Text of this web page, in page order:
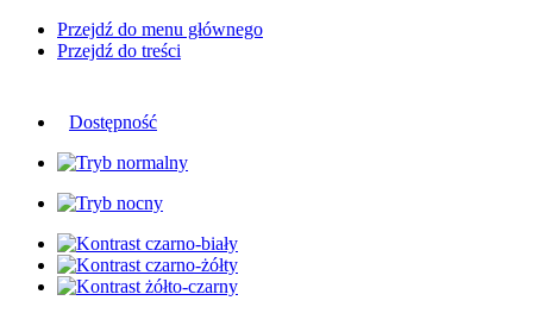
Przejdź do menu głównego
Przejdź do treści
Dostępność